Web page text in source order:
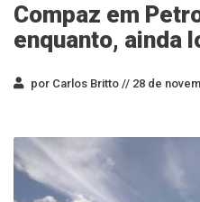
Compaz em
enquanto, ainda
por Carlos Britto // 28 de